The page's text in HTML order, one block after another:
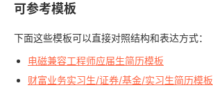
可参考模板
下面这些模板可以直接对照结构和表达方式：
电磁兼容工程师应届生简历模板
财富业务实习生/证券/基金/实习生简历模板